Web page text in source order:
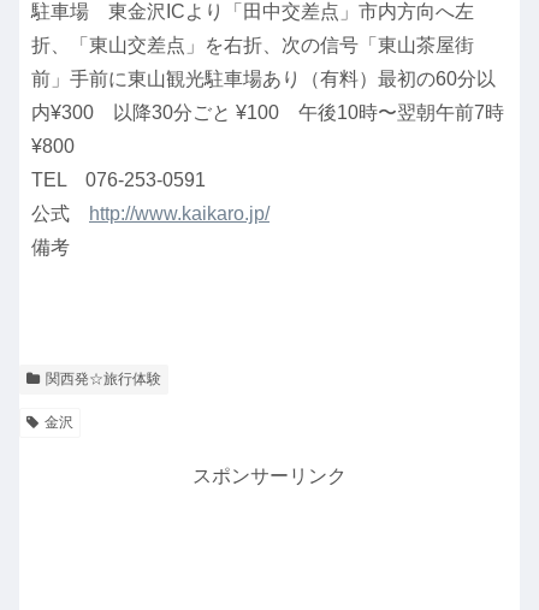
駐車場 東金沢ICより「田中交差点」市内方向へ左
折、「東山交差点」を右折、次の信号「東山茶屋街
前」手前に東山観光駐車場あり（有料）最初の60分以
内¥300 以降30分ごと ¥100 午後10時〜翌朝午前7時
¥800
TEL 076-253-0591
公式
http://www.kaikaro.jp/
備考
関西発☆旅行体験
金沢
スポンサーリンク